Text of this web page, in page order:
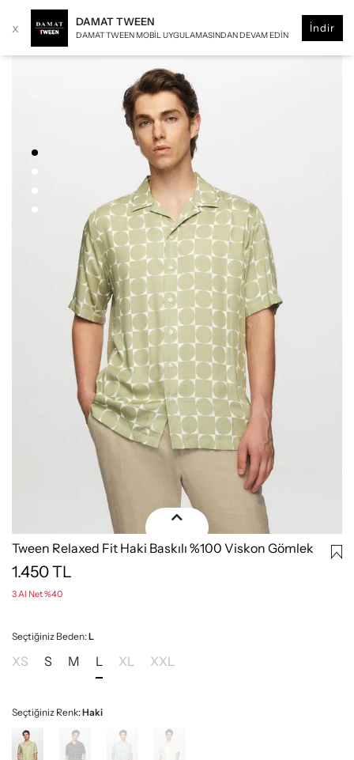
x DAMAT TWEEN
DAMAT TWEEN MOBIL UYGULAMASINDAN DEVAM EDIN
İndir
Tween Relaxed Fit Haki Baskılı %100 Viskon Gömlek
1.450TL
3 Al Net %40
Seçtiğiniz Beden:L
XS S M L XL XXL
Seçtiğiniz Renk:Haki